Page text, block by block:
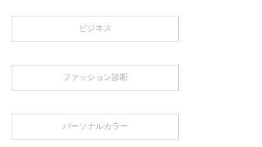
ビジネス
ファッション診断
パーソナルカラー